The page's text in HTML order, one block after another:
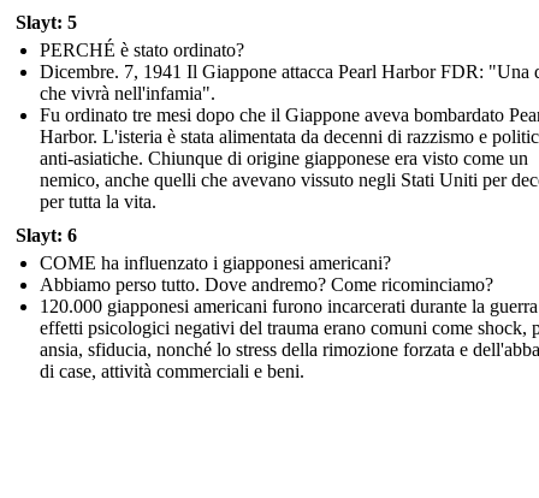
Slayt: 5
PERCHÉ è stato ordinato?
Dicembre. 7, 1941 Il Giappone attacca Pearl Harbor FDR: "Una
che vivrà nell'infamia".
Fu ordinato tre mesi dopo che il Giappone aveva bombardato
Harbor. L'isteria è stata alimentata da decenni di razzismo e
anti-asiatiche. Chiunque di origine giapponese era visto come un
nemico, anche quelli che avevano vissuto negli Stati Uniti per
per tutta la vita.
Slayt: 6
COME ha influenzato i giapponesi americani?
Abbiamo perso tutto. Dove andremo? Come ricominciamo?
120.000 giapponesi americani furono incarcerati durante la
effetti psicologici negativi del trauma erano comuni come shock,
ansia, sfiducia, nonché lo stress della rimozione forzata e
di case, attività commerciali e beni.